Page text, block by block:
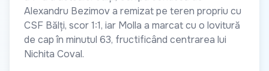
Alexandru Bezimov a remizat pe teren propriu cu
CSF Bălți, scor 1:1, iar Molla a marcat cu o lovitură
de cap în minutul 63, fructificând centrarea lui
Nichita Coval.